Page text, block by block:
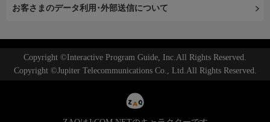
お客さまのデータ利用･外部送信について
Copyright ©Interactive Program Guide, Inc.All Rights Reserved.
Copyright ©Jupiter Telecommunications Co., Ltd.All Rights Reserved.